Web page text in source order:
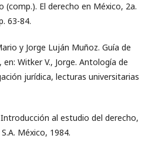
(comp.). El derecho en México, 2a.
63-84.
y Jorge Luján Muñoz. Guía de
Witker V., Jorge. Antología de
jurídica, lecturas universitarias
al estudio del derecho,
México, 1984.